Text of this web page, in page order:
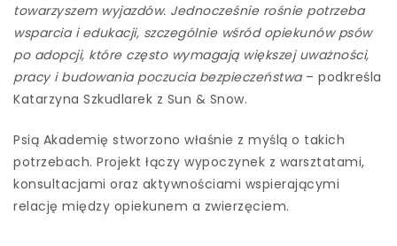
towarzyszem wyjazdów. Jednocześnie rośnie potrzeba
wsparcia i edukacji, szczególnie wśród opiekunów psów
po adopcji, które często wymagają większej uważności,
pracy i budowania poczucia bezpieczeństwa– podkreśla
Katarzyna Szkudlarek z Sun & Snow.
Psią Akademię stworzono właśnie z myślą o takich
potrzebach. Projekt łączy wypoczynek z warsztatami,
konsultacjami oraz aktywnościami wspierającymi
relację między opiekunem a zwierzęciem.